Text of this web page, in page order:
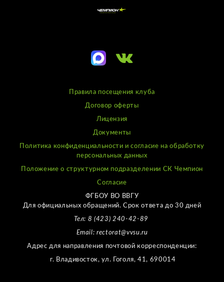
Правила посещения клуба
Договор оферты
Лицензия
Документы
Политика конфиденциальности и согласие на обработку
персональных данных
Положение о структурном подразделении СК Чемпион
Согласие
ФГБОУ ВО ВВГУ
Для официальных обращений. Срок ответа до 30 дней
Тел: 8 (423) 240-42-89
Email: rectorat@vvsu.ru
Адрес для направления почтовой корреспонденции:
г. Владивосток, ул. Гоголя, 41, 690014